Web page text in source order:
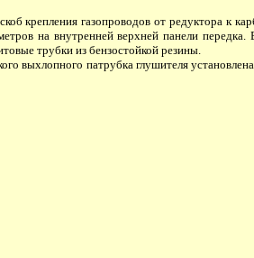
крепления газопроводов от редуктора к
на внутренней верхней панели передка.
трубки из бензостойкой резины.
выхлопного патрубка глушителя